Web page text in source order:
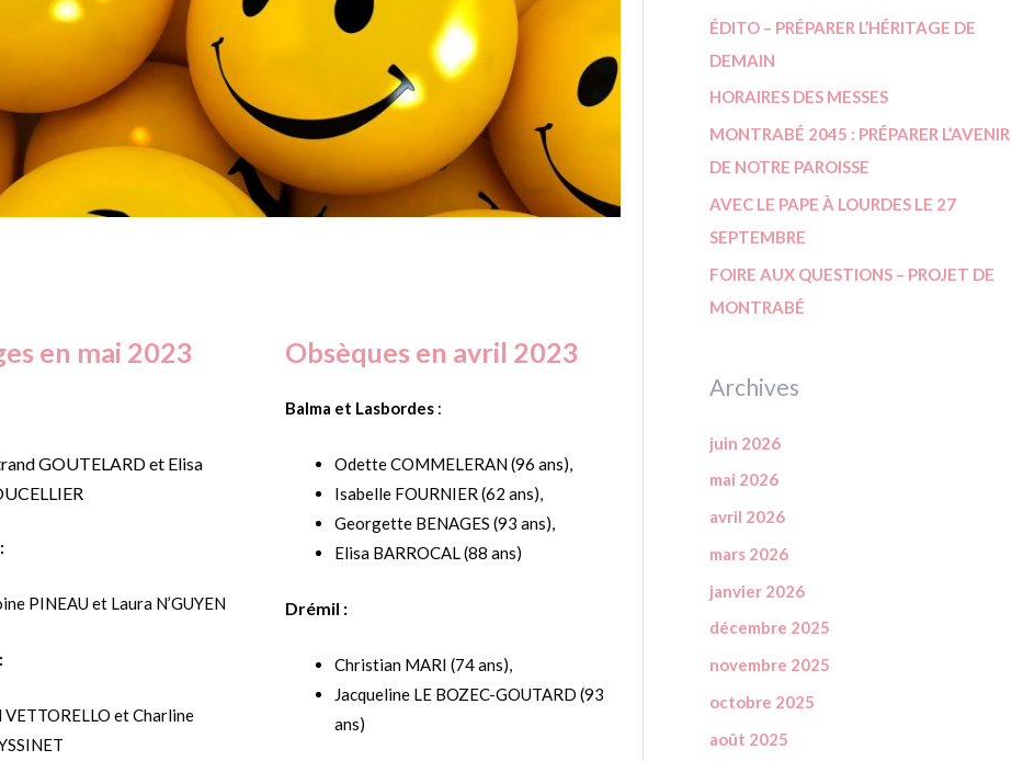
en mai 2023
GOUTELARD et Elisa
PINEAU et Laura N’GUYEN
VETTORELLO et Charline
Obsèques en avril 2023
Balma et Lasbordes :
Odette COMMELERAN (96 ans),
Isabelle FOURNIER (62 ans),
Georgette BENAGES (93 ans),
Elisa BARROCAL (88 ans)
Drémil :
Christian MARI (74 ans),
Jacqueline LE BOZEC-GOUTARD (93
ans)
ÉDITO – PRÉPARER L’HÉRITAGE DE
DEMAIN
HORAIRES DES MESSES
MONTRABÉ 2045 : PRÉPARER L’AVENIR
DE NOTRE PAROISSE
AVEC LE PAPE À LOURDES LE 27
SEPTEMBRE
FOIRE AUX QUESTIONS – PROJET DE
MONTRABÉ
Archives
juin 2026
mai 2026
avril 2026
mars 2026
janvier 2026
décembre 2025
novembre 2025
octobre 2025
août 2025